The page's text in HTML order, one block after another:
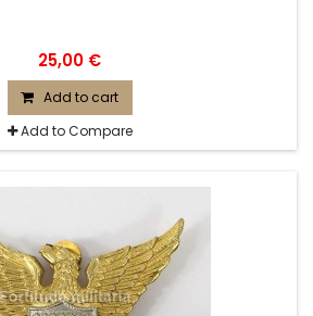
25,00 €
Add to cart
Add to Compare